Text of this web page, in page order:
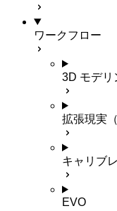
ワークフロー
3D モデリ
拡張現実
キャリブ
EVO